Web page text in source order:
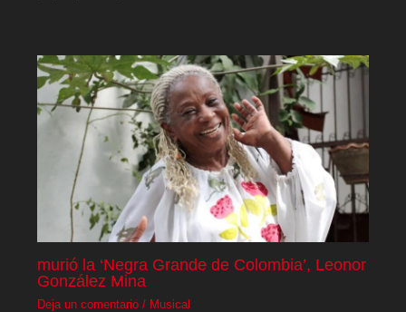
murió la ‘Negra Grande de Colombia’, Leonor
González Mina
Deja un comentario / Musical